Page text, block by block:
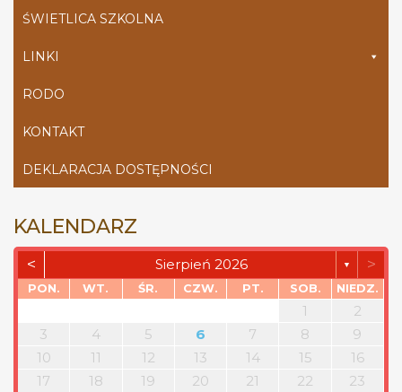
ŚWIETLICA SZKOLNA
LINKI
RODO
KONTAKT
DEKLARACJA DOSTĘPNOŚCI
KALENDARZ
< Sierpień 2026 ▼ >
PON. WT. ŚR. CZW. PT. SOB. NIEDZ.
1
2
3
4 5 6 7 8
9
10
11 12 13 14 15
16
17
18 19 20 21 22
23